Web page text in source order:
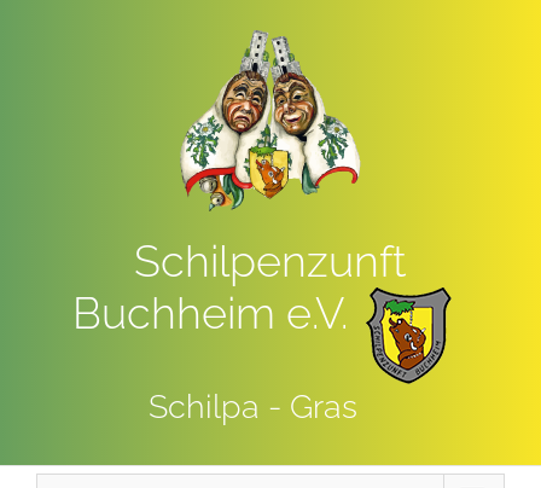
Schilpenzunft
Buchheim e.V.
Schilpa - Gras